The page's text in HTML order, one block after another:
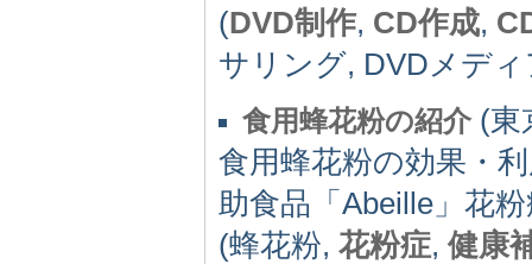
(DVD制作, CD作成,
サリング, DVDメデ
食用蜂花粉の紹介(東
食用蜂花粉の効果・
助食品「Abeille」花
(蜂花粉, 花粉症, 健康